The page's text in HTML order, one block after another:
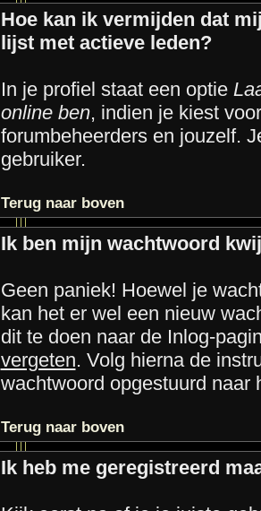
Hoe kan ik vermijden dat
lijst met actieve leden?
In je profiel staat een optie
online ben, indien je kiest
forumbeheerders en jouzelf.
gebruiker.
Terug naar boven
Ik ben mijn wachtwoord
Geen paniek! Hoewel je
kan het er wel een nieuw
dit te doen naar de Inlog-
vergeten. Volg hierna de
wachtwoord opgestuurd naar
Terug naar boven
Ik heb me geregistreerd